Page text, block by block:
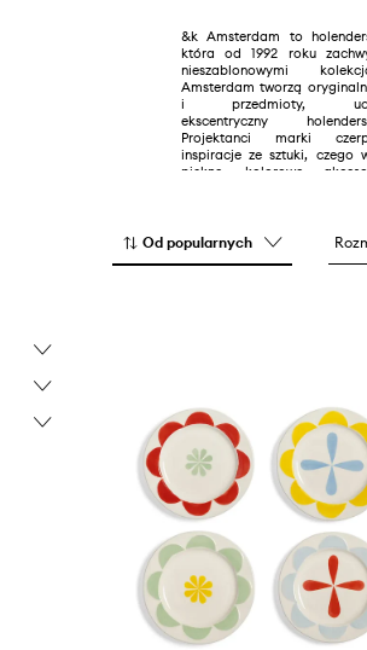
&k Amsterdam to
która od 1992 roku
nieszablonowymi
Amsterdam tworzą
i przedmioty,
ekscentryczny
Projektanci marki
inspiracje ze sztuki, czego
piękne, kolorowe
Od popularnych